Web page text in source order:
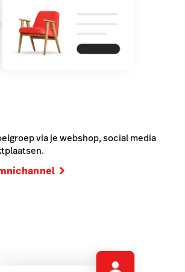
via je webshop, social media